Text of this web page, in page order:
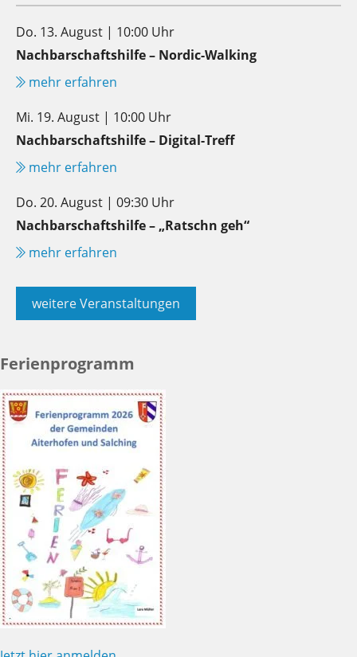
Do. 13. August | 10:00 Uhr
Nachbarschaftshilfe – Nordic-Walking
mehr erfahren
Mi. 19. August | 10:00 Uhr
Nachbarschaftshilfe – Digital-Treff
mehr erfahren
Do. 20. August | 09:30 Uhr
Nachbarschaftshilfe – „Ratschn geh“
mehr erfahren
weitere Veranstaltungen
Ferienprogramm